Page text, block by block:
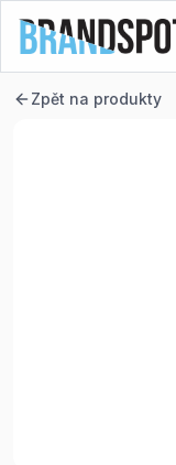
Zpět na produkty